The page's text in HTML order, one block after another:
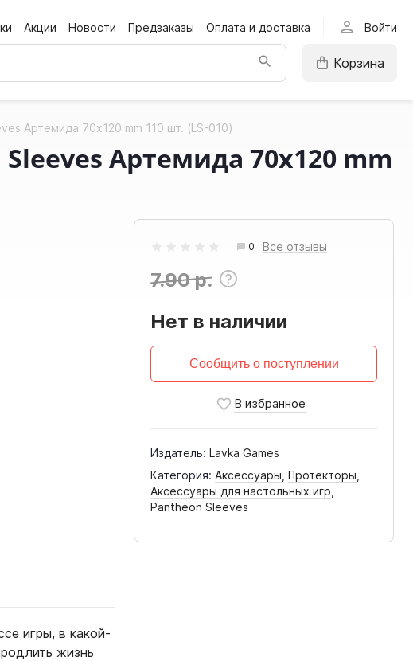
Акции Новости Предзаказы Оплата и доставка person Войти
Корзина
Артемида 70x120 mm 110 шт. (LS-010)
Артемида 70x120 mm
0 Все отзывы
7.90 р.
Нет в наличии
Сообщить о поступлении
Издатель: Lavka Games
Категория: Аксессуары ,Протекторы
Аксессуары для настольных игр
Pantheon Sleeves
игры, в какой-
жизнь